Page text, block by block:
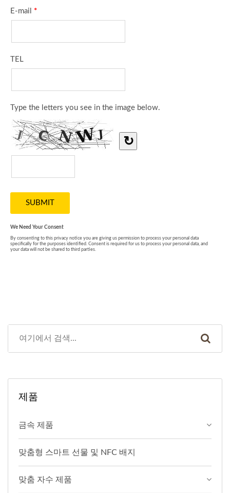
제품
금속 제품
맞춤형 스마트 선물 및 NFC 배지
맞춤 자수 제품